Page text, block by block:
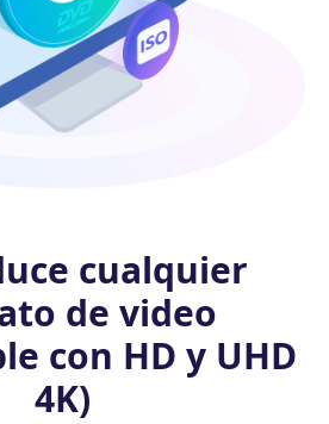
cualquier
de video
con HD y UHD
4K)